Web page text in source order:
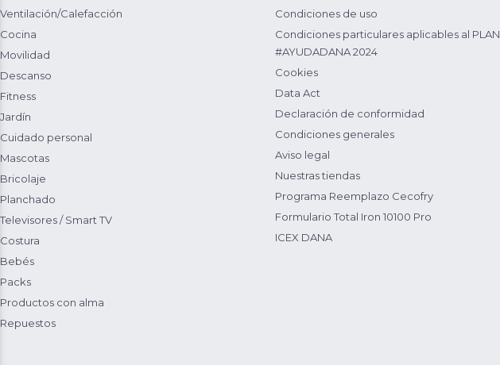
Ventilación/Calefacción
Cocina
Movilidad
Descanso
Fitness
Jardín
Cuidado personal
Mascotas
Bricolaje
Planchado
Televisores / Smart TV
Costura
Bebés
Packs
Productos con alma
Repuestos
Condiciones de uso
Condiciones particulares aplicables al PLAN
#AYUDADANA 2024
Cookies
Data Act
Declaración de conformidad
Condiciones generales
Aviso legal
Nuestras tiendas
Programa Reemplazo Cecofry
Formulario Total Iron 10100 Pro
ICEX DANA